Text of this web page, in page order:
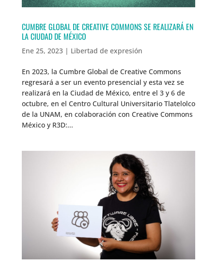
CUMBRE GLOBAL DE CREATIVE COMMONS SE REALIZARÁ EN
LA CIUDAD DE MÉXICO
Ene 25, 2023| Libertad de expresión
En 2023, la Cumbre Global de Creative Commons
regresará a ser un evento presencial y esta vez se
realizará en la Ciudad de México, entre el 3 y 6 de
octubre, en el Centro Cultural Universitario Tlatelolco
de la UNAM, en colaboración con Creative Commons
México y R3D:...